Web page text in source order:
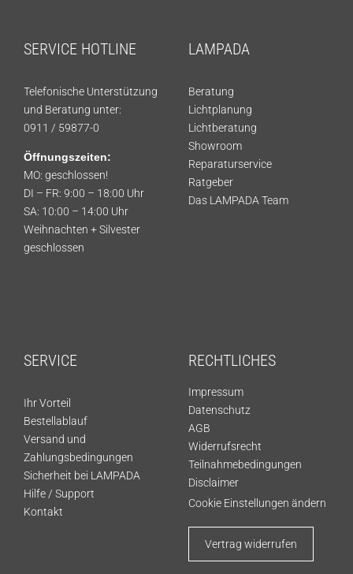
SERVICE HOTLINE
Telefonische Unterstützung
und Beratung unter:
0911 / 59877-0
Öffnungszeiten:
MO: geschlossen!
DI – FR: 9:00 – 18:00 Uhr
SA: 10:00 – 14:00 Uhr
Weihnachten + Silvester
geschlossen
LAMPADA
Beratung
Lichtplanung
Lichtberatung
Showroom
Reparaturservice
Ratgeber
Das LAMPADA Team
SERVICE
Ihr Vorteil
Bestellablauf
Versand und
Zahlungsbedingungen
Sicherheit bei LAMPADA
Hilfe / Support
Kontakt
RECHTLICHES
Impressum
Datenschutz
AGB
Widerrufsrecht
Teilnahmebedingungen
Disclaimer
Cookie Einstellungen ändern
Vertrag widerrufen